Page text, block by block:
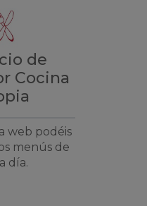
de
Cocina
web podéis
menús de
día.